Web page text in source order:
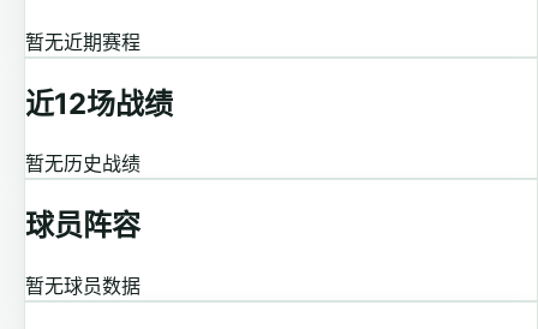
暂无近期赛程
近12场战绩
暂无历史战绩
球员阵容
暂无球员数据